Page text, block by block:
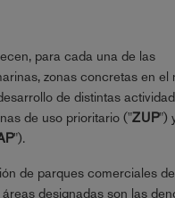
para cada una de las
zonas concretas en el
de distintas
de uso prioritario ("ZUP")
").
de parques comerciales
designadas son las